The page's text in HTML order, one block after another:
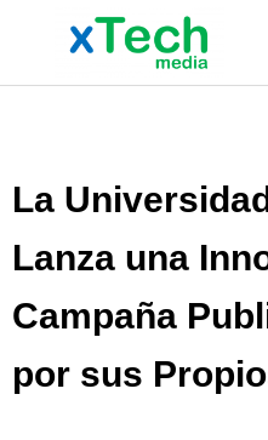
La
Lanza una
Campaña
por sus